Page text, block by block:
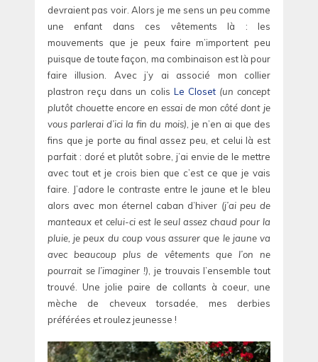
devraient pas voir. Alors je me sens un peu comme
une enfant dans ces vêtements là : les
mouvements que je peux faire m’importent peu
puisque de toute façon, ma combinaison est là pour
faire illusion. Avec j’y ai associé mon collier
plastron reçu dans un colis Le Closet (un concept
plutôt chouette encore en essai de mon côté dont je
vous parlerai d’ici la fin du mois) , je n’en ai que des
fins que je porte au final assez peu, et celui là est
parfait : doré et plutôt sobre, j’ai envie de le mettre
avec tout et je crois bien que c’est ce que je vais
faire. J’adore le contraste entre le jaune et le bleu
alors avec mon éternel caban d’hiver (j’ai peu de
manteaux et celui-ci est le seul assez chaud pour la
pluie, je peux du coup vous assurer que le jaune va
avec beaucoup plus de vêtements que l’on ne
pourrait se l’imaginer !) , je trouvais l’ensemble tout
trouvé. Une jolie paire de collants à coeur, une
mèche de cheveux torsadée, mes derbies
préférées et roulez jeunesse !